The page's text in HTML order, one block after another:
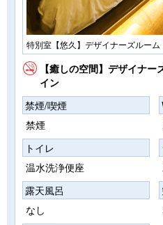
特別室【悠久】デザイナーズルーム
【癒しの空間】デザイナ
イン
禁煙/喫煙
禁煙
トイレ
温水洗浄便座
露天風呂
なし